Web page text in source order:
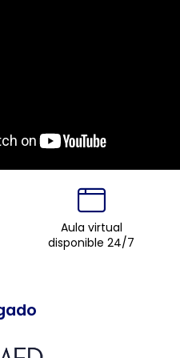
Aula virtual
disponible 24/7